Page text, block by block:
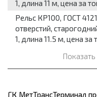
1, длина 11 м, цена за
Рельс КР100, ГОСТ
отверстий,
1, длина 11.5 м, цена за
ГК МетТрансТерминал